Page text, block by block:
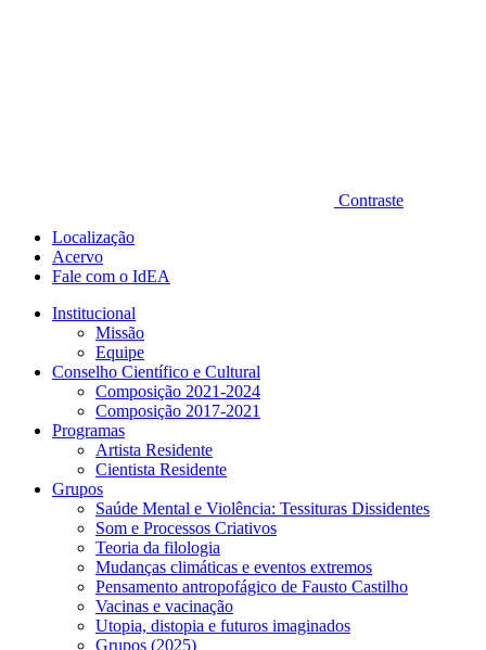
Contraste
Localização
Acervo
Fale com o IdEA
Institucional
Missão
Equipe
Conselho Científico e Cultural
Composição 2021-2024
Composição 2017-2021
Programas
Artista Residente
Cientista Residente
Grupos
Saúde Mental e Violência: Tessituras Dissidentes
Som e Processos Criativos
Teoria da filologia
Mudanças climáticas e eventos extremos
Pensamento antropofágico de Fausto Castilho
Vacinas e vacinação
Utopia, distopia e futuros imaginados
Grupos (2025)